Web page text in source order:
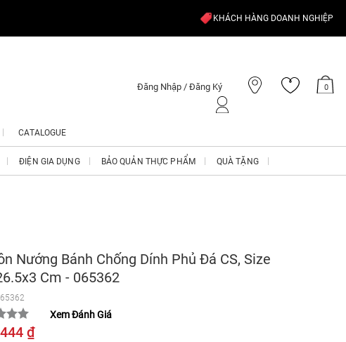
KHÁCH HÀNG DOANH NGHIỆP
Đăng Nhập / Đăng Ký 0
CATALOGUE
ĐIỆN GIA DỤNG BẢO QUẢN THỰC PHẨM QUÀ TẶNG
Nướng Bánh Chống Dính Phủ Đá CS, Size
Cm - 065362
Xem Đánh Giá
₫